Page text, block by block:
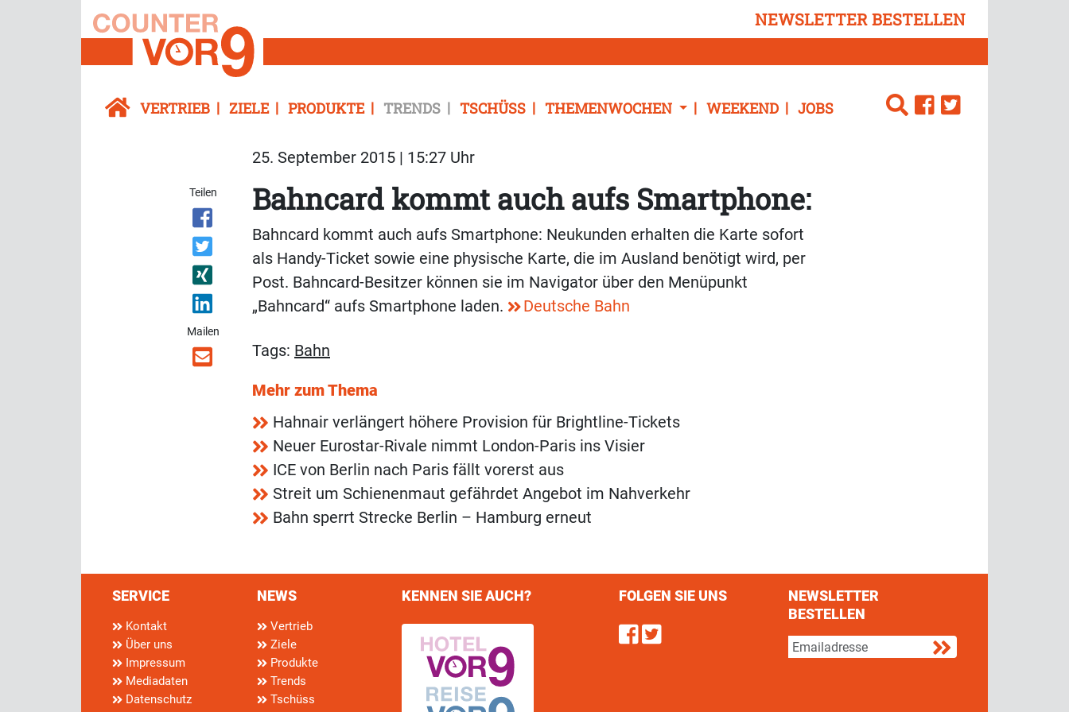
NEWSLETTER BESTELLEN
VERTRIEB ZIELE PRODUKTE TRENDS TSCHÜSS THEMENWOCHEN WEEKEND JOBS
25. September 2015 | 15:27 Uhr
Teilen
Mailen
Bahncard kommt auch aufs Smartphone:
Bahncard kommt auch aufs Smartphone: Neukunden erhalten die Karte sofort
als Handy-Ticket sowie eine physische Karte, die im Ausland benötigt wird, per
Post. Bahncard-Besitzer können sie im Navigator über den Menüpunkt
„Bahncard“ aufs Smartphone laden.
Deutsche Bahn
Tags: Bahn
Mehr zum Thema
Hahnair verlängert höhere Provision für Brightline-Tickets
Neuer Eurostar-Rivale nimmt London-Paris ins Visier
ICE von Berlin nach Paris fällt vorerst aus
Streit um Schienenmaut gefährdet Angebot im Nahverkehr
Bahn sperrt Strecke Berlin – Hamburg erneut
SERVICE
Kontakt
Über uns
Impressum
Mediadaten
Datenschutz
NEWS
Vertrieb
Ziele
Produkte
Trends
Tschüss
KENNEN SIE AUCH? FOLGEN SIE UNS
Find us on Facebook
Follow us on Twitter
NEWSLETTER
BESTELLEN